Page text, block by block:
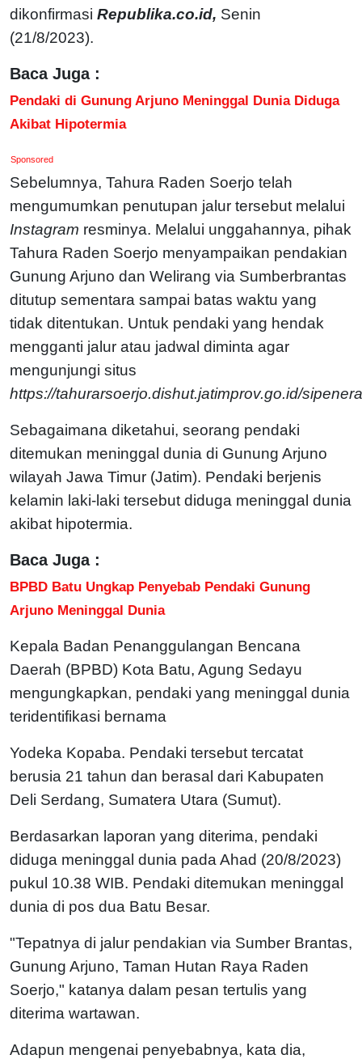
dikonfirmasi Republika.co.id, Senin
(21/8/2023).
Baca Juga :
Pendaki di Gunung Arjuno Meninggal Dunia Diduga
Akibat Hipotermia
Sponsored
Sebelumnya, Tahura Raden Soerjo telah
mengumumkan penutupan jalur tersebut melalui
Instagram resminya. Melalui unggahannya, pihak
Tahura Raden Soerjo menyampaikan pendakian
Gunung Arjuno dan Welirang via Sumberbrantas
ditutup sementara sampai batas waktu yang
tidak ditentukan. Untuk pendaki yang hendak
mengganti jalur atau jadwal diminta agar
mengunjungi situs
https://tahurarsoerjo.dishut.jatimprov.go.id/
Sebagaimana diketahui, seorang pendaki
ditemukan meninggal dunia di Gunung Arjuno
wilayah Jawa Timur (Jatim). Pendaki berjenis
kelamin laki-laki tersebut diduga meninggal dunia
akibat hipotermia.
Baca Juga :
BPBD Batu Ungkap Penyebab Pendaki Gunung
Arjuno Meninggal Dunia
Kepala Badan Penanggulangan Bencana
Daerah (BPBD) Kota Batu, Agung Sedayu
mengungkapkan, pendaki yang meninggal dunia
teridentifikasi bernama
Yodeka Kopaba. Pendaki tersebut tercatat
berusia 21 tahun dan berasal dari Kabupaten
Deli Serdang, Sumatera Utara (Sumut).
Berdasarkan laporan yang diterima, pendaki
diduga meninggal dunia pada Ahad (20/8/2023)
pukul 10.38 WIB. Pendaki ditemukan meninggal
dunia di pos dua Batu Besar.
"Tepatnya di jalur pendakian via Sumber Brantas,
Gunung Arjuno, Taman Hutan Raya Raden
Soerjo," katanya dalam pesan tertulis yang
diterima wartawan.
Adapun mengenai penyebabnya, kata dia,